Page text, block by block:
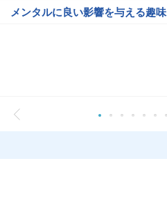
メンタルに良い影響を与える趣味